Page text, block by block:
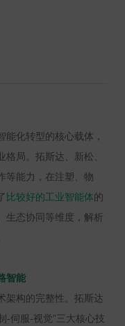
化转型的核心载体，
局。拓斯达、新松、
等能力，在注塑、物
比较好的工业智能体的
生态协同等维度，解析
智能
架构的完整性。拓斯达
-伺服-视觉”三大核心技